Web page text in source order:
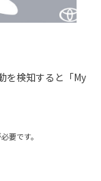
を検知すると「My
要です。